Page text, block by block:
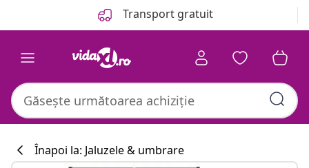
Transport gratuit
Înapoi la: Jaluzele & umbrare